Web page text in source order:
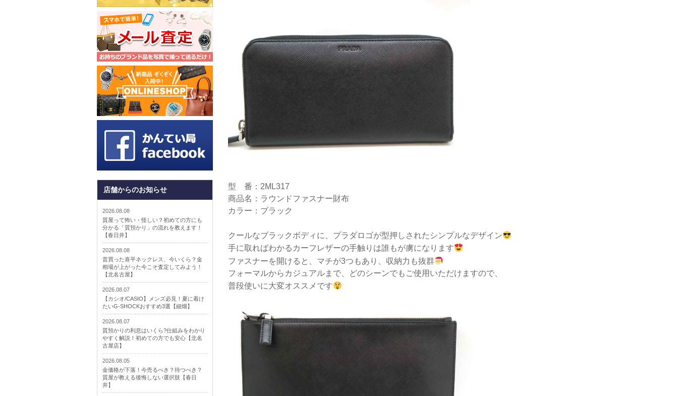
型 番：2ML317
商品名：ラウンドファスナー財布
カラー：ブラック
クールなブラックボディに、プラダロゴが型押しされたシンプルなデザイン
手に取ればわかるカーフレザーの手触りは誰もが虜になります
ファスナーを開けると、マチが3つもあり、収納力も抜群
フォーマルからカジュアルまで、どのシーンでもご使用いただけますので、
普段使いに大変オススメです
店舗からのお知らせ
2026.08.08
質屋って怖い・怪しい？初めての方にも
分かる「質預かり」の流れを教えます！
【春日井】
2026.08.08
昔買った喜平ネックレス、今いくら？金
相場が上がった今こそ査定してみよう！
【北名古屋】
2026.08.07
【カシオ/CASIO】メンズ必見！夏に着け
たいG-SHOCKおすすめ3選【細畑】
2026.08.07
質預かりの利息はいくら?仕組みをわかり
やすく解説！初めての方でも安心【北名
古屋店】
2026.08.05
金価格が下落！今売るべき？待つべき？
質屋が教える後悔しない選択肢【春日
井】